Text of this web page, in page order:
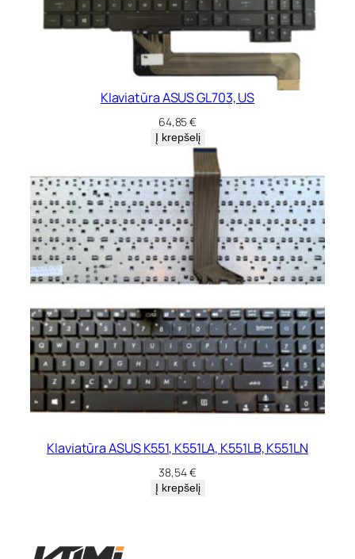
Klaviatūra ASUS GL703, US
64,85€
Į krepšelį
Klaviatūra ASUS K551, K551LA, K551LB, K551LN
38,54€
Į krepšelį